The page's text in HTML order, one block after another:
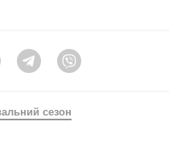
Twitter Telegram
сезон